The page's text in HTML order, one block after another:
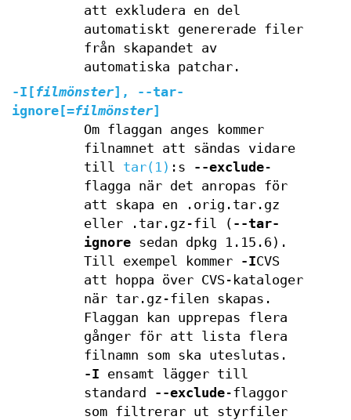
att exkludera en del
automatiskt genererade filer
från skapandet av
automatiska patchar.
-I [ filmönster],
--tar-
ignore [=filmönster]
Om flaggan anges kommer
filnamnet att sändas vidare
till tar(1) :s --exclude-
flagga när det anropas för
att skapa en .orig.tar.gz
eller .tar.gz-fil ( --tar-
ignoresedan dpkg 1.15.6).
Till exempel kommer
-ICVS
att hoppa över CVS-kataloger
när tar.gz-filen skapas.
Flaggan kan upprepas flera
gånger för att lista flera
filnamn som ska uteslutas.
-I ensamt lägger till
standard
--exclude-flaggor
som filtrerar ut styrfiler